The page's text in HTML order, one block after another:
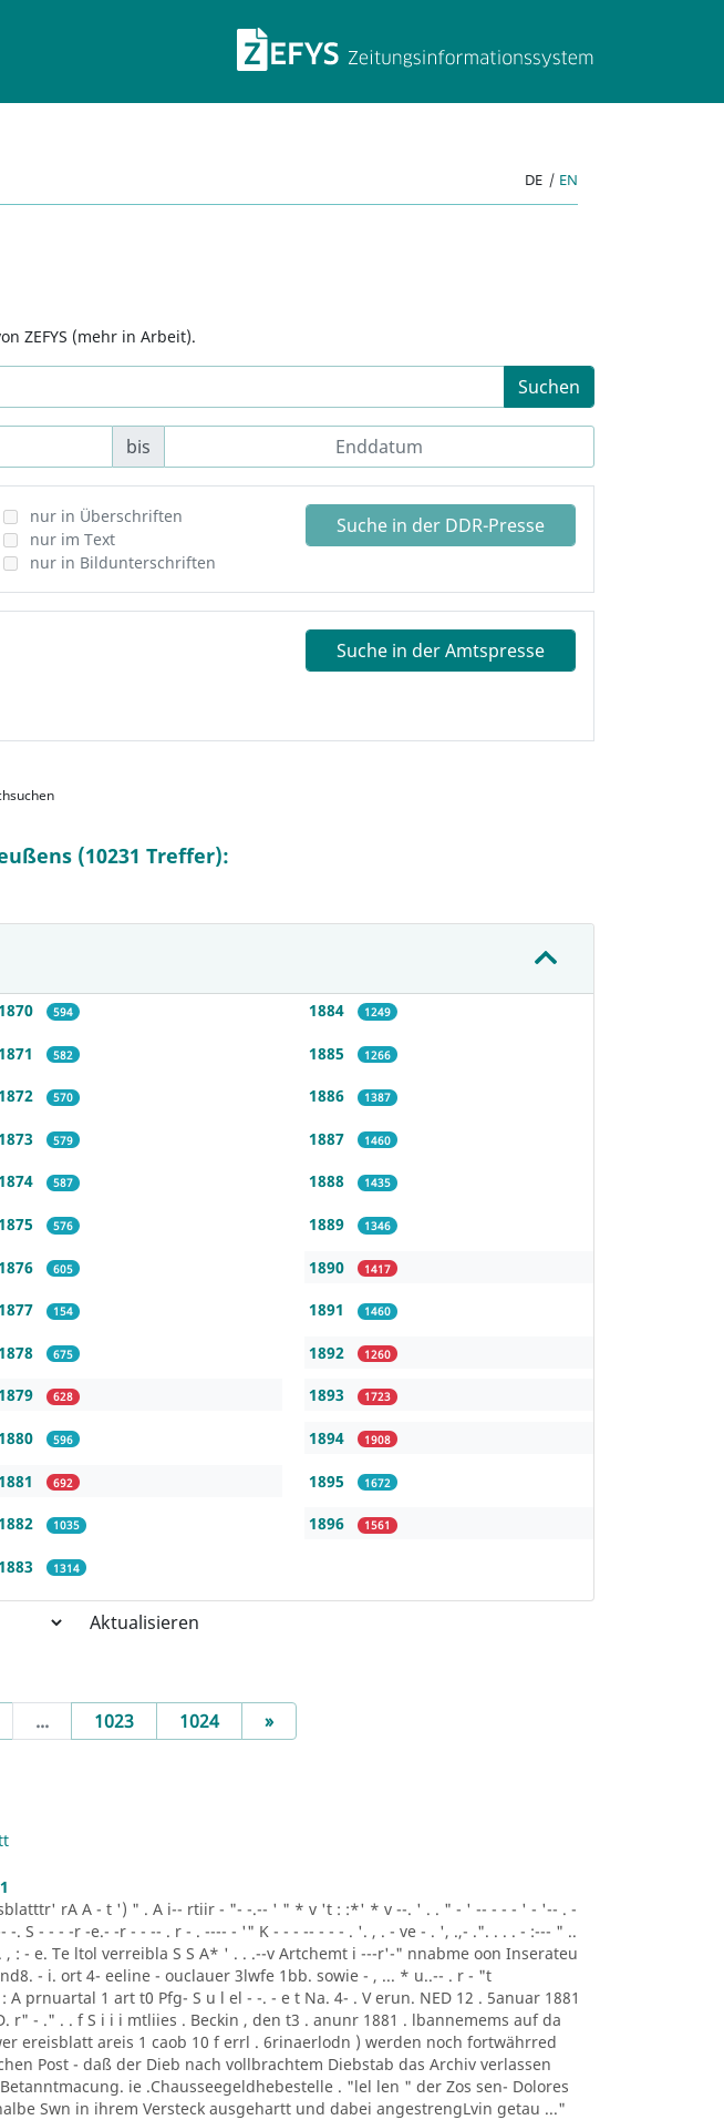
ZEFYS
DE | EN
ZEFYS (mehr in Arbeit).
Suchen
bis
nur in Überschriften
nur im Text
nur in Bildunterschriften
Suche in der DDR-Presse
Suche in der Amtspresse
(10231 Treffer):
594
582
570
579
587
576
605
154
675
628
596
692
1035
1314
1884 1249
1885 1266
1886 1387
1887 1460
1888 1435
1889 1346
1890 1417
1891 1460
1892 1260
1893 1723
1894 1908
1895 1672
1896 1561
Aktualisieren
... 1023 1024 »Next
rA A - t ') " . A i-- rtiir - "- -.-- ' " * v 't : :*' * v --. ' . . " - ' -- - - - ' - '-- . -
-. S - - - -r -e.- -r - - -- . r - . ---- - '" K - - - -- - - - . '. , . - ve - . ', .,- .". . . . - :--- " ..
, : - e. Te ltol verreibla S S A* ' . . .--v Artchemt i ---r'-" nnabme oon Inserateu
- i. ort 4- eeline - ouclauer 3lwfe 1bb. sowie - , ... * u..-- . r - "t
prnuartal 1 art t0 Pfg- S u l el - -. - e t Na. 4- . V erun. NED 12 . 5anuar 1881
r" - ." . . f S i i i mtliies . Beckin , den t3 . anunr 1881 . lbannemems auf da
ereisblatt areis 1 caob 10 f errl . 6rinaerlodn ) werden noch fortwährred
Post - daß der Dieb nach vollbrachtem Diebstab das Archiv verlassen
ie .Chausseegeldhebestelle . "lel len " der Zos sen- Dolores
Swn in ihrem Versteck ausgehartt und dabei angestrengLvin getau ..."